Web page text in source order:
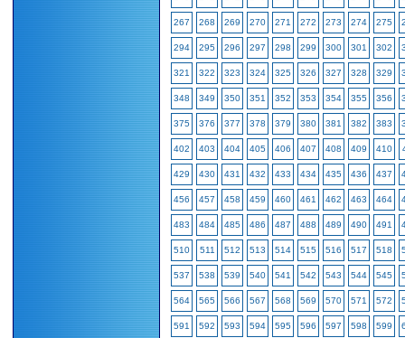
267 268 269 270 271 272 273 274 275
294 295 296 297 298 299 300 301 302
321 322 323 324 325 326 327 328 329
348 349 350 351 352 353 354 355 356
375 376 377 378 379 380 381 382 383
402 403 404 405 406 407 408 409 410
429 430 431 432 433 434 435 436 437
456 457 458 459 460 461 462 463 464
483 484 485 486 487 488 489 490 491
510 511 512 513 514 515 516 517 518
537 538 539 540 541 542 543 544 545
564 565 566 567 568 569 570 571 572
591 592 593 594 595 596 597 598 599